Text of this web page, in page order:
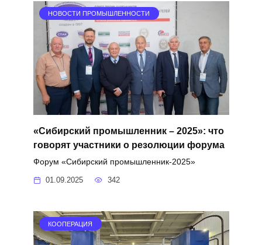
НОВОСТИ ПРОМЫШЛЕННОСТИ
«Сибирский промышленник – 2025»: что
говорят участники о резолюции форума
Форум «Сибирский промышленник-2025»
01.09.2025 342
КООПЕРАЦИЯ